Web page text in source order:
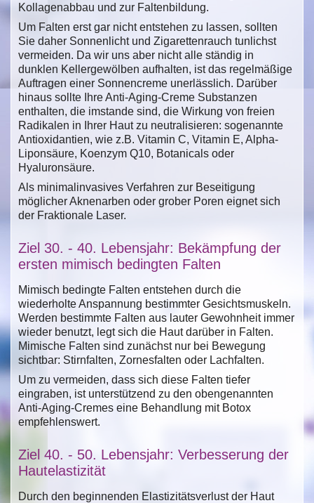
Kollagenabbau und zur Faltenbildung.
Um Falten erst gar nicht entstehen zu lassen, sollten
Sie daher Sonnenlicht und Zigarettenrauch tunlichst
vermeiden. Da wir uns aber nicht alle ständig in
dunklen Kellergewölben aufhalten, ist das regelmäßige
Auftragen einer Sonnencreme unerlässlich. Darüber
hinaus sollte Ihre Anti-Aging-Creme Substanzen
enthalten, die imstande sind, die Wirkung von freien
Radikalen in Ihrer Haut zu neutralisieren: sogenannte
Antioxidantien, wie z.B. Vitamin C, Vitamin E, Alpha-
Liponsäure, Koenzym Q10, Botanicals oder
Hyaluronsäure.
Als minimalinvasives Verfahren zur Beseitigung
möglicher Aknenarben oder grober Poren eignet sich
der Fraktionale Laser.
Ziel 30. - 40. Lebensjahr: Bekämpfung der
ersten mimisch bedingten Falten
Mimisch bedingte Falten entstehen durch die
wiederholte Anspannung bestimmter Gesichtsmuskeln.
Werden bestimmte Falten aus lauter Gewohnheit immer
wieder benutzt, legt sich die Haut darüber in Falten.
Mimische Falten sind zunächst nur bei Bewegung
sichtbar: Stirnfalten, Zornesfalten oder Lachfalten.
Um zu vermeiden, dass sich diese Falten tiefer
eingraben, ist unterstützend zu den obengenannten
Anti-Aging-Cremes eine Behandlung mit Botox
empfehlenswert.
Ziel 40. - 50. Lebensjahr: Verbesserung der
Hautelastizität
Durch den beginnenden Elastizitätsverlust der Haut